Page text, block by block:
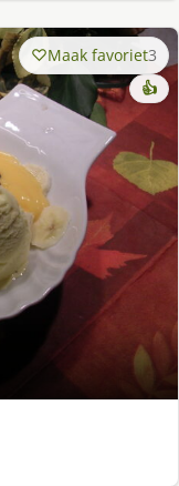
Maak favoriet3
👍